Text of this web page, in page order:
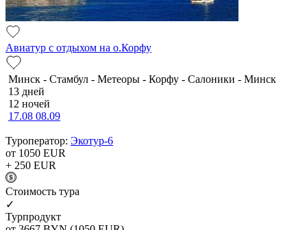
Авиатур с отдыхом на о.Корфу
Минск - Стамбул - Метеоры - Корфу - Салоники - Минск
13 дней
12 ночей
17.08 08.09
Туроператор: Экотур-6
от 1050 EUR
+ 250 EUR
Cтоимость тура
✓
Турпродукт